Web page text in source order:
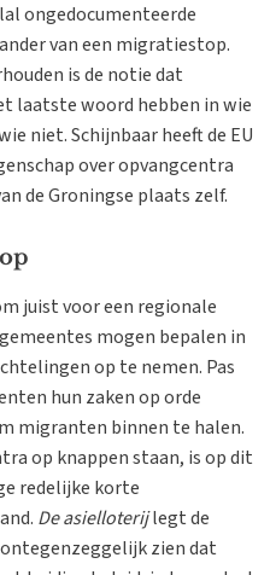
ongedocumenteerde
van een migratiestop.
is de notie dat
laatste woord hebben in wie
niet. Schijnbaar heeft de EU
over opvangcentra
de Groningse plaats zelf.
juist voor een regionale
mogen bepalen in
op te nemen. Pas
hun zaken op orde
migranten binnen te halen.
op knappen staan, is op dit
redelijke korte
De asielloterijlegt de
zien dat